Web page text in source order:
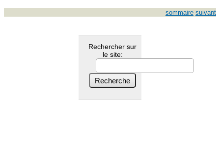
sommaire suivant
Rechercher sur
le site: